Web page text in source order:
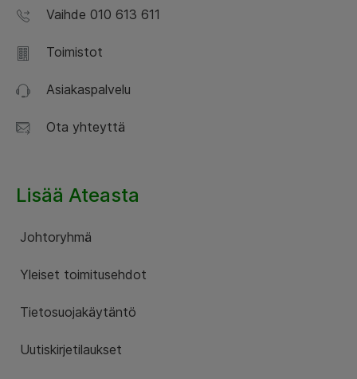
Vaihde 010 613 611
Toimistot
Asiakaspalvelu
Ota yhteyttä
Lisää Ateasta
Johtoryhmä
Yleiset toimitusehdot
Tietosuojakäytäntö
Uutiskirjetilaukset